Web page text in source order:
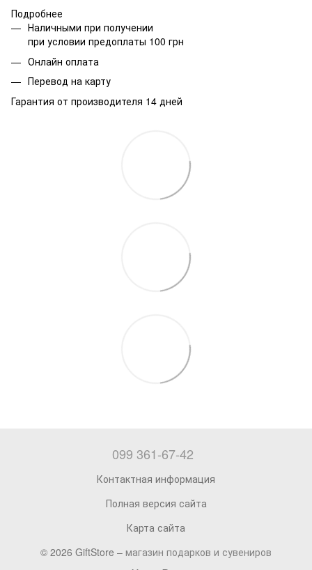
Подробнее
Наличными при получении
при условии предоплаты 100 грн
Онлайн оплата
Перевод на карту
Гарантия от производителя 14 дней
099 361-67-42
Контактная информация
Полная версия сайта
Карта сайта
© 2026 GiftStore – магазин подарков и сувениров